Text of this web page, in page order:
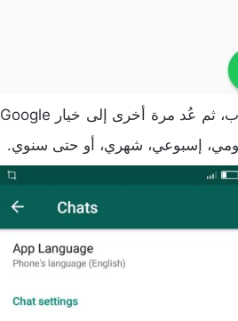
الآن أنقر على خيار النسخ الإحتياطي لمحادثات الواتساب، ثم عُد مرة أخرى إلى خيار Google